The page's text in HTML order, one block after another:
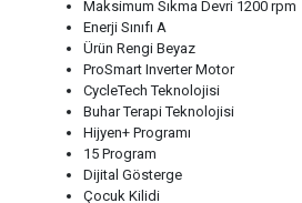
Maksimum Sıkma Devri 1200 rpm
Enerji Sınıfı A
Ürün Rengi Beyaz
ProSmart Inverter Motor
CycleTech Teknolojisi
Buhar Terapi Teknolojisi
Hijyen+ Programı
15 Program
Dijital Gösterge
Çocuk Kilidi